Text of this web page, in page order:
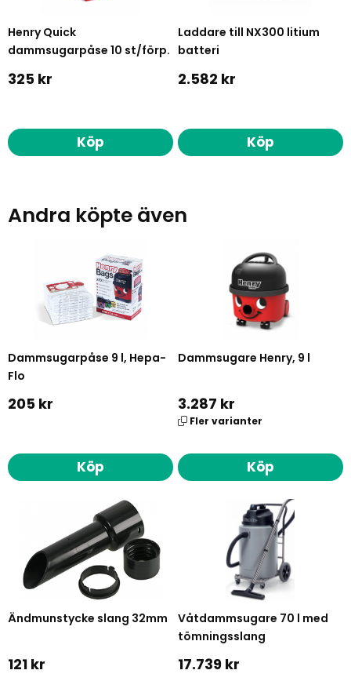
Henry Quick
dammsugarpåse 10 st/förp.
325 kr
Köp
Laddare till NX300 litium
batteri
2.582 kr
Köp
Andra köpte även
Dammsugarpåse 9 l, Hepa-
Flo
205 kr
Köp
Dammsugare Henry, 9 l
3.287 kr
Fler varianter
Köp
Ändmunstycke slang 32mm
121 kr
Våtdammsugare 70 l med
tömningsslang
17.739 kr